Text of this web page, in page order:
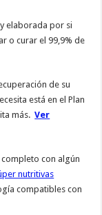
elaborada por si
o curar el 99,9% de
de su
está en el Plan
más.Ver
con algún
nutritivas
compatibles con